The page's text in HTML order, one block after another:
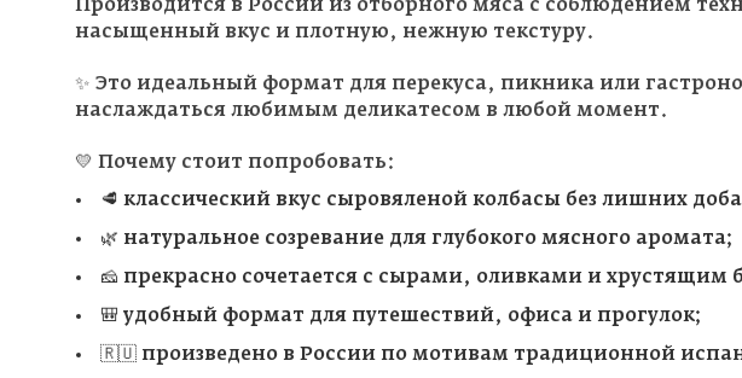
Производится в России из отборного мяса с соблюдением
насыщенный вкус и плотную, нежную текстуру.
✨ Это идеальный формат для перекуса, пикника или
наслаждаться любимым деликатесом в любой момент.
💛 Почему стоит попробовать:
🥩 классический вкус сыровяленой колбасы без лишних
🌿 натуральное созревание для глубокого мясного аромата;
🧀 прекрасно сочетается с сырами, оливками и хрустящим
🎒 удобный формат для путешествий, офиса и прогулок;
🇷🇺 произведено в России по мотивам традиционной